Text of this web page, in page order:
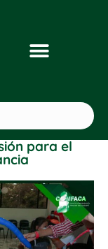
para el